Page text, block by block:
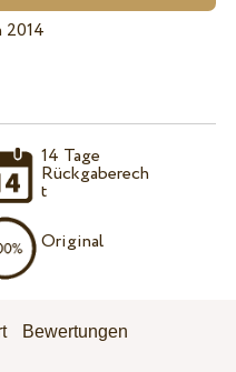
2014
14 Tage
Rückgaberech
t
Original
Bewertungen